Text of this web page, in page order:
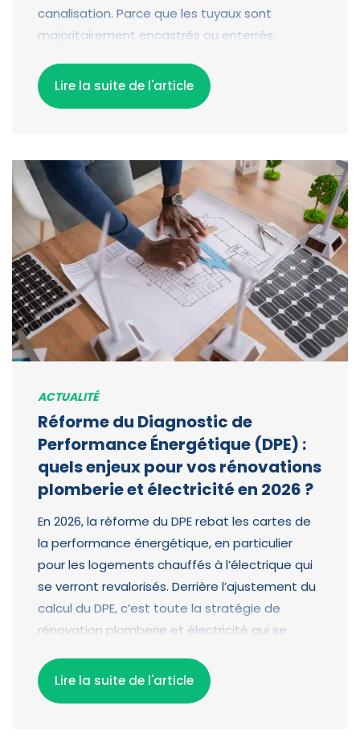
canalisation. Parce que les tuyaux sont
majoritairement encastrés ou enterrés,
nécessite une intervention professionnelle.
Voici comment reconnaître les symptômes,
Lire la suite de l'article
ACTUALITÉ
Réforme du Diagnostic de
Performance Énergétique (DPE) :
quels enjeux pour vos rénovations
plomberie et électricité en 2026 ?
En 2026, la réforme du DPE rebat les cartes de
la performance énergétique, en particulier
pour les logements chauffés à l’électrique qui
se verront revalorisés. Derrière l’ajustement du
calcul du DPE, c’est toute la stratégie de
rénovation plomberie et électricité qui se
revoir et des priorités de chantier à affiner afin
d’optimiser les futures étiquettes
Lire la suite de l'article